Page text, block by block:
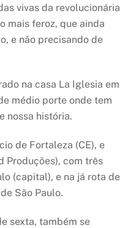
vivas da revolucionária
mais feroz, que ainda
e não precisando de
na casa La Iglesia em
médio porte onde tem
nossa história.
de Fortaleza (CE), e
Produções), com três
(capital), e na já rota de
São Paulo.
sexta, também se